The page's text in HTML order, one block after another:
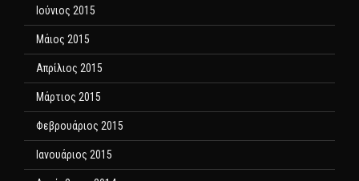
Ιούνιος 2015
Μάιος 2015
Απρίλιος 2015
Μάρτιος 2015
Φεβρουάριος 2015
Ιανουάριος 2015